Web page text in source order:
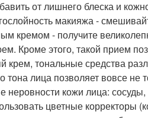
от лишнего блеска и
макияжа -
кремом - получите
Кроме этого, такой прием
крем, тональные средства
тона лица позволяет вовсе
кожи лица:
цветные корректоры